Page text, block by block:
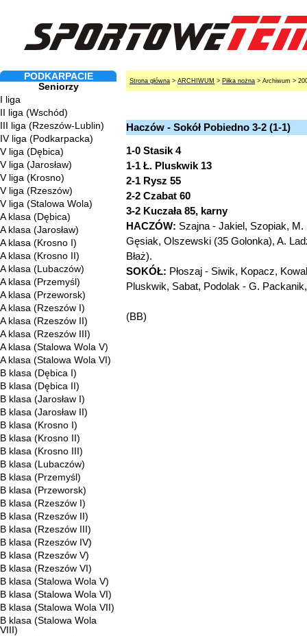
PODKARPACIE
Seniorzy
I liga
II liga (Wschód)
III liga (Rzeszów-Lublin)
IV liga (Podkarpacka)
V liga (Dębica)
V liga (Jarosław)
V liga (Krosno)
V liga (Rzeszów)
V liga (Stalowa Wola)
A klasa (Dębica)
A klasa (Jarosław)
A klasa (Krosno I)
A klasa (Krosno II)
A klasa (Lubaczów)
A klasa (Przemyśl)
A klasa (Przeworsk)
A klasa (Rzeszów I)
A klasa (Rzeszów II)
A klasa (Rzeszów III)
A klasa (Stalowa Wola V)
A klasa (Stalowa Wola VI)
B klasa (Dębica I)
B klasa (Dębica II)
B klasa (Jarosław I)
B klasa (Jarosław II)
B klasa (Krosno I)
B klasa (Krosno II)
B klasa (Krosno III)
B klasa (Lubaczów)
B klasa (Przemyśl)
B klasa (Przeworsk)
B klasa (Rzeszów I)
B klasa (Rzeszów II)
B klasa (Rzeszów III)
B klasa (Rzeszów IV)
B klasa (Rzeszów V)
B klasa (Rzeszów VI)
B klasa (Stalowa Wola V)
B klasa (Stalowa Wola VI)
B klasa (Stalowa Wola VII)
B klasa (Stalowa Wola
VIII)
Strona główna > ARCHIWUM > Piłka nożna > Archiwum >
Haczów - Sokół Pobiedno 3-2 (1-1)
1-0 Stasik 4
1-1 Ł. Pluskwik 13
2-1 Rysz 55
2-2 Czabat 60
3-2 Kuczała 85, karny
HACZÓW: Szajna - Jakiel, Szopiak,
Gęsiak, Olszewski (35 Golonka), A.
Błaż).
SOKÓŁ: Płoszaj - Siwik, Kopacz,
Pluskwik, Sabat, Podolak - G.
(BB)